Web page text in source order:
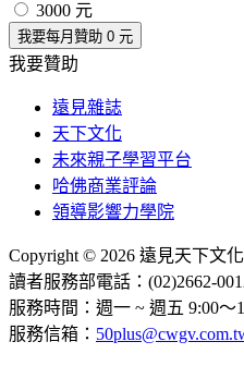
3000 元
我要每月贊助 0 元
我要贊助
遠見雜誌
天下文化
未來親子學習平台
哈佛商業評論
領導影響力學院
Copyright © 2026 遠見天下文
讀者服務部電話：(02)2662-
服務時間：週一 ~ 週五 9:00～
服務信箱：